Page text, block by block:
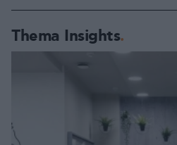
Thema Insights